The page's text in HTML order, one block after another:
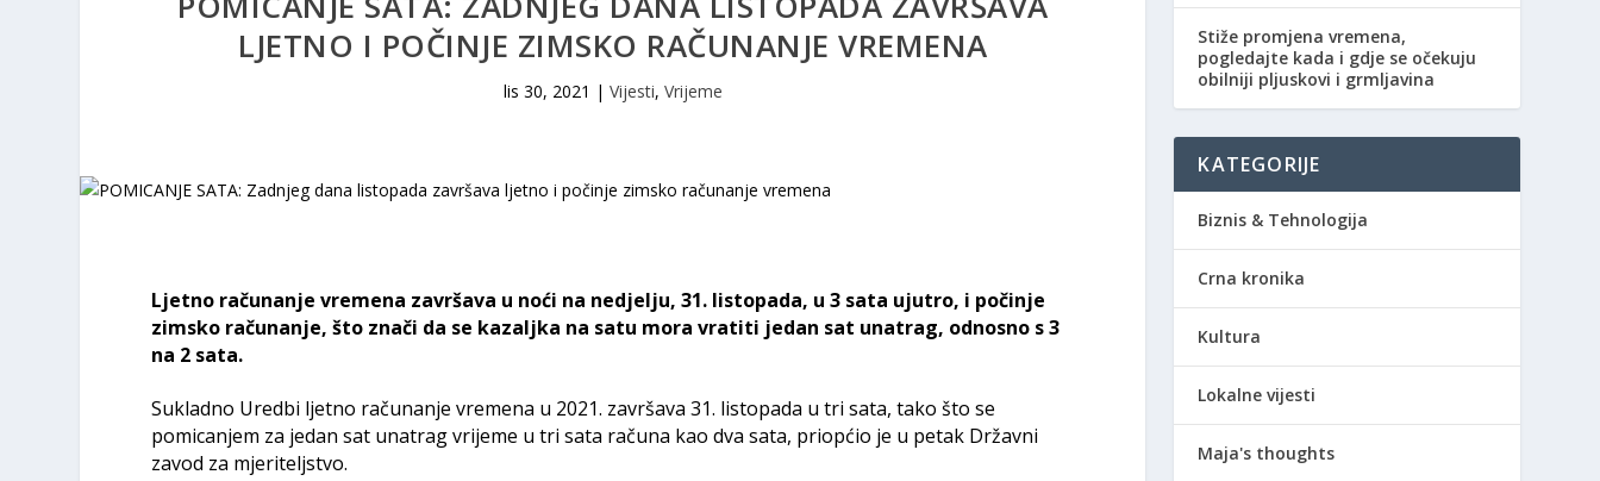
LJETNO I POČINJE ZIMSKO RAČUNANJE VREMENA
lis 30, 2021 | Vijesti, Vrijeme
Ljetno računanje vremena završava u noći na nedjelju, 31. listopada, u 3 sata ujutro, i počinje
zimsko računanje, što znači da se kazaljka na satu mora vratiti jedan sat unatrag, odnosno s 3
na 2 sata.
Sukladno Uredbi ljetno računanje vremena u 2021. završava 31. listopada u tri sata, tako što se
pomicanjem za jedan sat unatrag vrijeme u tri sata računa kao dva sata, priopćio je u petak Državni
zavod za mjeriteljstvo.
Stiže promjena vremena,
pogledajte kada i gdje se očekuju
obilniji pljuskovi i grmljavina
KATEGORIJE
Biznis & Tehnologija
Crna kronika
Kultura
Lokalne vijesti
Maja's thoughts